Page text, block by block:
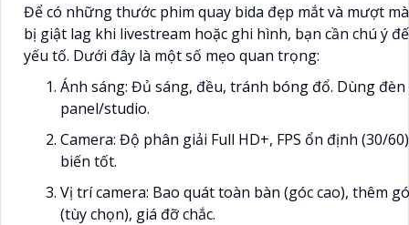
Để có những thước phim quay bida đẹp mắt và mượt
bị giật lag khi livestream hoặc ghi hình, bạn cần chú ý
yếu tố. Dưới đây là một số mẹo quan trọng:
Ánh sáng: Đủ sáng, đều, tránh bóng đổ. Dùng đèn
panel/studio.
Camera: Độ phân giải Full HD+, FPS ổn định (30/
biến tốt.
Vị trí camera: Bao quát toàn bàn (góc cao), thêm
(tùy chọn), giá đỡ chắc.